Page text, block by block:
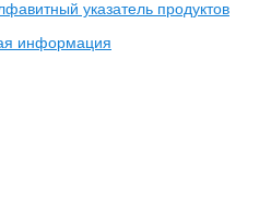
указатель продуктов
информация